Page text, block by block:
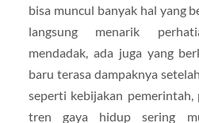
bisa muncul banyak hal yang
langsung menarik
mendadak, ada juga yang
baru terasa dampaknya
seperti kebijakan pemerintah,
tren gaya hidup sering